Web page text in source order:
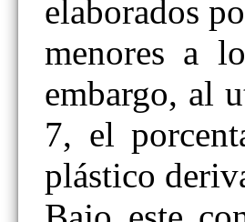
elaborados
menores a
embargo, al
7, el
plástico